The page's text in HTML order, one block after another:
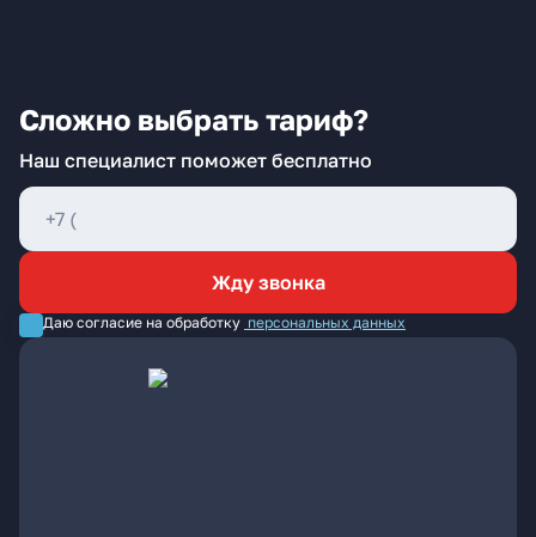
Сложно выбрать тариф?
Наш специалист поможет бесплатно
Жду звонка
Даю согласие на обработку персональных данных